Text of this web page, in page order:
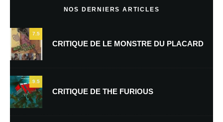
Nom*
NOS DERNIERS ARTICLES
7.5
CRITIQUE DE LE MONSTRE DU PLACARD
9.5
CRITIQUE DE THE FURIOUS